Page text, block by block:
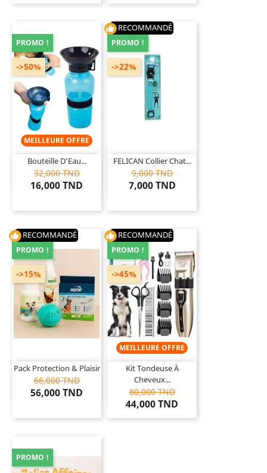
MEILLEURE OFFRE
Bouteille D’Eau...
32,000 TND
16,000 TND
PROMO !
->50%
thumb_up RECOMMANDÉ
FELICAN Collier Chat...
9,000 TND
7,000 TND
->22%
PROMO !
thumb_up RECOMMANDÉ
Pack Protection & Plaisir
66,000 TND
56,000 TND
->15%
PROMO !
thumb_up RECOMMANDÉ
MEILLEURE OFFRE
Kit Tondeuse À
Cheveux...
80,000 TND
44,000 TND
PROMO !
->45%
PROMO !